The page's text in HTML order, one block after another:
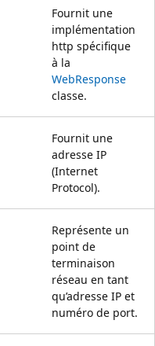
Fournit une
implémentation
http spécifique
à la
WebResponse
classe.
Fournit une
adresse IP
(Internet
Protocol).
Représente un
point de
terminaison
réseau en tant
qu’adresse IP et
numéro de port.